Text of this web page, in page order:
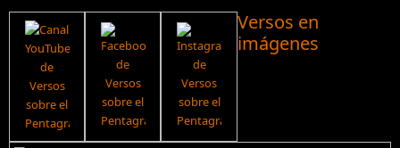
Versos en
imágenes